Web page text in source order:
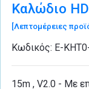
Καλώδιο
[Λεπτομέρειες
Κωδικός: Ε-
15m , V2.0 - Με